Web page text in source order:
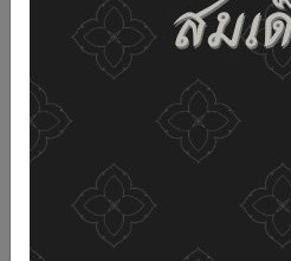
Change display settings
CCC